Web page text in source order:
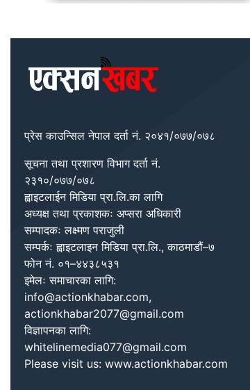
प्रेस काउन्सिल नेपाल दर्ता नं. २०४१/०७७/०७८
सूचना तथा प्रशारण विभाग दर्ता नं.
२३१०/०७७/०७८
ह्वाइटलाईन मिडिया प्रा.लि.का लागि
अध्यक्ष तथा प्रकाशकः अप्सरा अधिकारी
सम्पादकः लक्ष्मण पराजुली
सम्पर्कः ह्वाइटलाइन मिडिया प्रा.लि., काठमाडौं–७
फोन नं. ०१–४४३८५३१
इमेलः समाचारका लागि:
info@actionkhabar.com,
actionkhabar2077@gmail.com
विज्ञापनका लागि:
whitelinemedia077@gmail.com
Please visit us: www.actionkhabar.com